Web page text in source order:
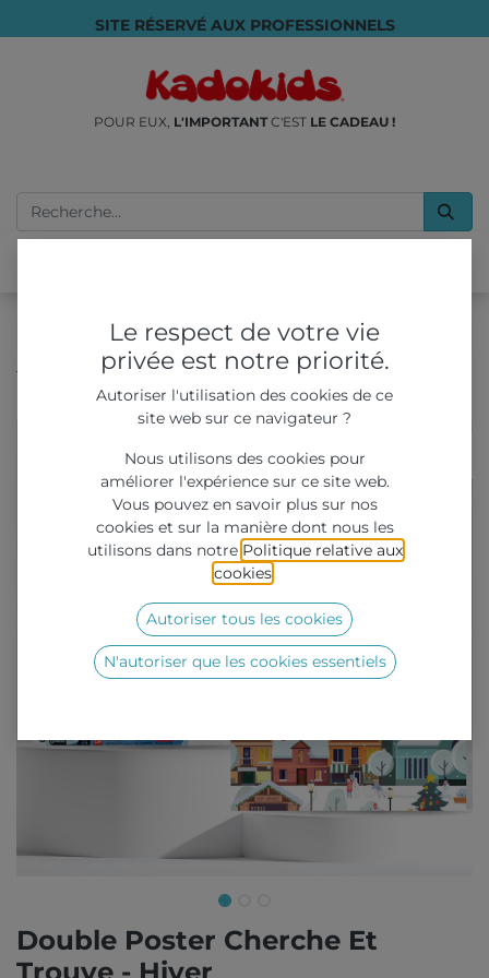
SITE RÉSERVÉ AUX PROFESSIONNELS
POUR EUX, L'IMPORTANTC'EST LE CADEAU !
Tous les produits
Jeux éco-responsables
Double Poster Cherche Et Trouve - Hiver
Double Poster Cherche Et
Trouve - Hiver
Le respect de votre vie
privée est notre priorité.
Autoriser l'utilisation des cookies de ce
site web sur ce navigateur ?
Nous utilisons des cookies pour
améliorer l'expérience sur ce site web.
Vous pouvez en savoir plus sur nos
cookies et sur la manière dont nous les
utilisons dans notre Politique relative aux
cookies
Autoriser tous les cookies
N'autoriser que les cookies essentiels